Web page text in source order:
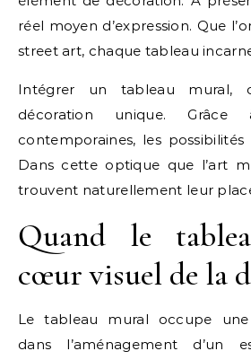
réel moyen d’expression. Que
street art, chaque tableau
Intégrer un tableau mural,
décoration unique.
contemporaines, les
Dans cette optique que l’art
trouvent naturellement leur
Quand le
cœur visuel de la
Le tableau mural occupe
dans l’aménagement d’un